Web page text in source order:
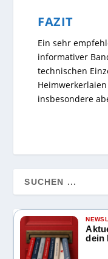
FAZIT
Ein sehr
informativer
technischen
insbesondere
dein